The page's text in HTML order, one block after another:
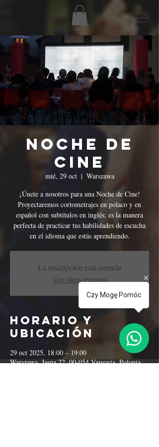
Noche de
Cine
mié, 29 oct
  |
Warszawa
¡Únete a nosotros para una Noche de Cine!
Proyectaremos cortometrajes en polaco y en
español con subtítulos en inglés; es la manera
perfecta de practicar tus habilidades de escucha
en el idioma que estás aprendiendo.
La inscripción está cerrada
Ver otros eventos
Horario y
ubicación
29 oct 2025, 18:00 – 19:00
Warszawa, Jasna 22, 00-054 Varsovia, Polonia
Czy Mogę Pomóc